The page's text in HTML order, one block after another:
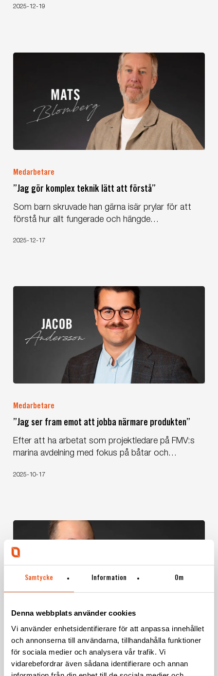
Samtycke Information Om
Denna webbplats använder cookies
Vi använder enhetsidentifierare för att anpassa innehållet
och annonserna till användarna, tillhandahålla funktioner
för sociala medier och analysera vår trafik. Vi
vidarebefordrar även sådana identifierare och annan
produktionsmiljön”
2025-12-19
gör
teknik
lätt
att
Medarbetare
”Jag gör komplex teknik lätt att förstå”
Som barn skruvade han gärna isär prylar för att
förstå hur allt fungerade och hängde…
2025-12-17
ser
emot
att
jobba
produkten”
Medarbetare
”Jag ser fram emot att jobba närmare produkten”
Efter att ha arbetat som projektledare på FMV:s
marina avdelning med fokus på båtar och…
2025-10-17
pågår
just
nu”
Medarbetare
”Mitt drömprojekt pågår just nu”